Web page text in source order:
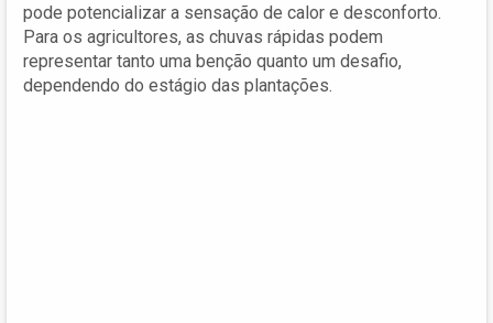
pode potencializar a sensação de calor e desconforto.
Para os agricultores, as chuvas rápidas podem
representar tanto uma benção quanto um desafio,
dependendo do estágio das plantações.